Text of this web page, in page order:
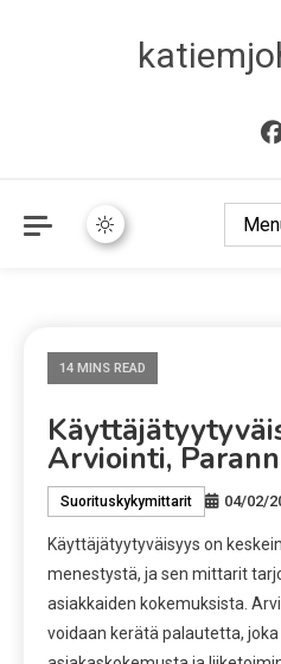
14 MINS READ
Arviointi,
Suorituskykymittarit 04/02/
Käyttäjätyytyväisyys on
menestystä, ja sen mittarit
asiakkaiden kokemuksista.
voidaan kerätä palautetta,